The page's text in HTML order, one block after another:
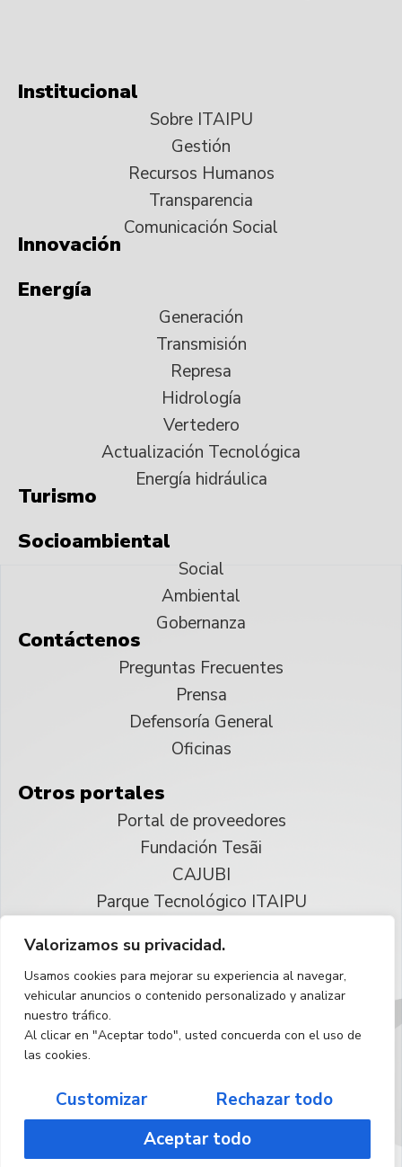
Valorizamos su privacidad.
Usamos cookies para mejorar su experiencia al navegar,
vehicular anuncios o contenido personalizado y analizar
nuestro tráfico.
Al clicar en "Aceptar todo", usted concuerda con el uso de
las cookies.
Customizar
Rechazar todo
Aceptar todo
Institucional
Sobre ITAIPU
Gestión
Recursos Humanos
Transparencia
Comunicación Social
Innovación
Energía
Generación
Transmisión
Represa
Hidrología
Vertedero
Actualización Tecnológica
Energía hidráulica
Turismo
Socioambiental
Social
Ambiental
Gobernanza
Contáctenos
Preguntas Frecuentes
Prensa
Defensoría General
Oficinas
Otros portales
Portal de proveedores
Fundación Tesãi
CAJUBI
Parque Tecnológico ITAIPU
Reservados todos los derechos
Español